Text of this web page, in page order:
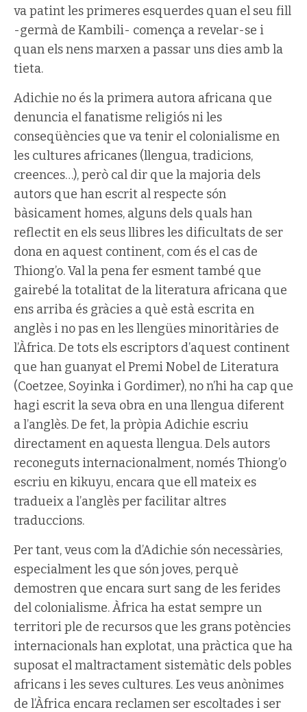
va patint les primeres esquerdes quan el seu fill
-germà de Kambili- comença a revelar-se i
quan els nens marxen a passar uns dies amb la
tieta.
Adichie no és la primera autora africana que
denuncia el fanatisme religiós ni les
conseqüències que va tenir el colonialisme en
les cultures africanes (llengua, tradicions,
creences…), però cal dir que la majoria dels
autors que han escrit al respecte són
bàsicament homes, alguns dels quals han
reflectit en els seus llibres les dificultats de ser
dona en aquest continent, com és el cas de
Thiong’o. Val la pena fer esment també que
gairebé la totalitat de la literatura africana que
ens arriba és gràcies a què està escrita en
anglès i no pas en les llengües minoritàries de
l’Àfrica. De tots els escriptors d’aquest continent
que han guanyat el Premi Nobel de Literatura
(Coetzee, Soyinka i Gordimer), no n’hi ha cap que
hagi escrit la seva obra en una llengua diferent
a l’anglès. De fet, la pròpia Adichie escriu
directament en aquesta llengua. Dels autors
reconeguts internacionalment, només Thiong’o
escriu en kikuyu, encara que ell mateix es
tradueix a l’anglès per facilitar altres
traduccions.
Per tant, veus com la d’Adichie són necessàries,
especialment les que són joves, perquè
demostren que encara surt sang de les ferides
del colonialisme. Àfrica ha estat sempre un
territori ple de recursos que les grans potències
internacionals han explotat, una pràctica que ha
suposat el maltractament sistemàtic dels pobles
africans i les seves cultures. Les veus anònimes
de l’Àfrica encara reclamen ser escoltades i ser